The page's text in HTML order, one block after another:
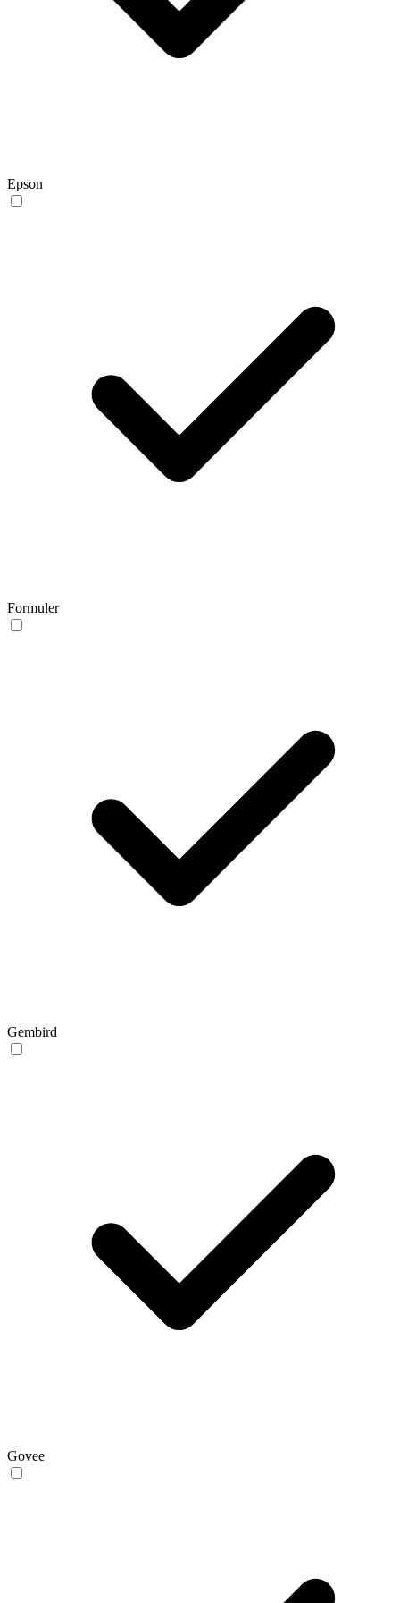
Epson
Formuler
Gembird
Govee